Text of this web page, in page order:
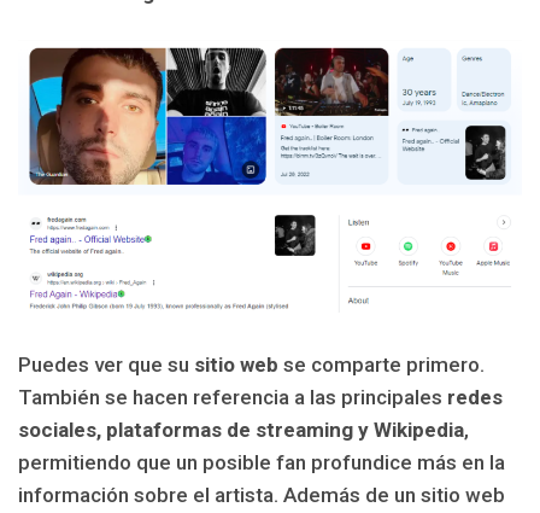
Puedes ver que su sitio web se comparte primero.
También se hacen referencia a las principales redes
sociales, plataformas de streaming y Wikipedia,
permitiendo que un posible fan profundice más en la
información sobre el artista. Además de un sitio web